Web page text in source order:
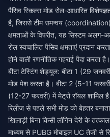
पैसिव स्किल्स मोड रोल-आधारित
है, जिससे टीम समन्वय (coordination)
क्षमताओं के विपरीत, यह सिस्टम अलग-
रोल स्वचालित पैसिव क्षमताएं प्रदान
होने वाली रणनीतिक गहराई पैदा करता है।
बीटा टेस्टिंग शेड्यूल: बीटा 1 (29
मोड पेश करता है। बीटा 2 (5-11
(12-27 फरवरी) में मेट्रो रॉयल शामिल
रिलीज से पहले सभी मोड को बेहतर
खिलाड़ी बिना किसी लॉगिन देरी के
माध्यम से PUBG मोबाइल UC तेजी से